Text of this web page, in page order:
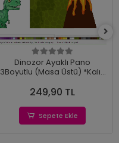
Dinozor Ayaklı Pano
3Boyutlu (Masa Üstü) *Kalın
249,90 TL
Sepete Ekle